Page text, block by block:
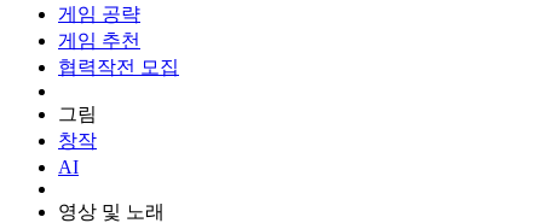
게임 공략
게임 추천
협력작전 모집
그림
창작
AI
영상 및 노래